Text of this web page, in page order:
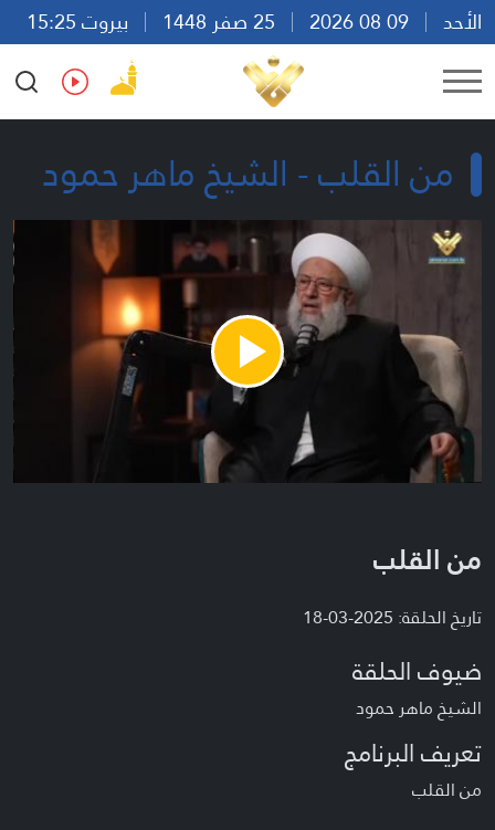
الأحد
بيروت 15:25
Ar
En Fr Es
من القلب - الشيخ ماهر حمود
Play
Video
من القلب
تاريخ الحلقة: 2025-03-18
ضيوف الحلقة
الشيخ ماهر حمود
تعريف البرنامج
من القلب